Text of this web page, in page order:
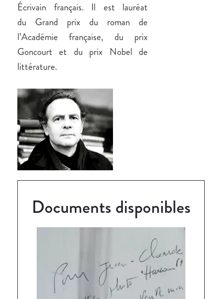
Écrivain français. Il est lauréat
du Grand prix du roman de
l’Académie française, du prix
Goncourt et du prix Nobel de
littérature.
Documents disponibles